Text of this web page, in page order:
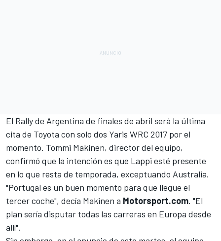
El Rally de Argentina de finales de abril será la última
cita de Toyota con solo dos Yaris WRC 2017 por el
momento. Tommi Makinen, director del equipo,
confirmó que la intención es que Lappi esté presente
en lo que resta de temporada, exceptuando Australia.
"Portugal es un buen momento para que llegue el
tercer coche", decía Makinen a Motorsport.com. "El
plan sería disputar todas las carreras en Europa desde
allí".